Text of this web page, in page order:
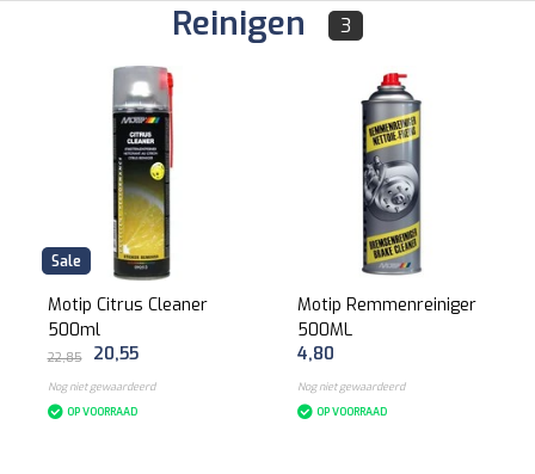
Reinigen 3
Sale
Motip Citrus Cleaner
500ml
22,85 20,55
Nog niet gewaardeerd
OP VOORRAAD
Motip Remmenreiniger
500ML
4,80
Nog niet gewaardeerd
OP VOORRAAD